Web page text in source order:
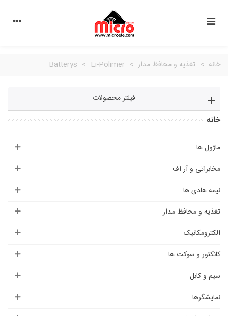
خانه > تغذیه و محافظ مدار >
Batterys > Li-Polimer
فیلتر محصولات
خانه
ماژول ها
مخابراتی و آر اف
نیمه هادی ها
تغذیه و محافظ مدار
الکترومکانیک
کانکتور و سوکت ها
سیم و کابل
نمایشگرها